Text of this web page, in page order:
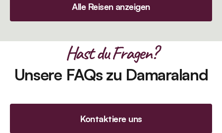
Alle Reisen anzeigen
Hast du Fragen?
Unsere FAQs zu Damaraland
Kontaktiere uns